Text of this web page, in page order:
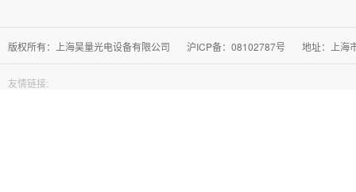
版权所有：上海昊量光电设备有限公司 沪ICP备：08102787号 地址：上海
友情链接: